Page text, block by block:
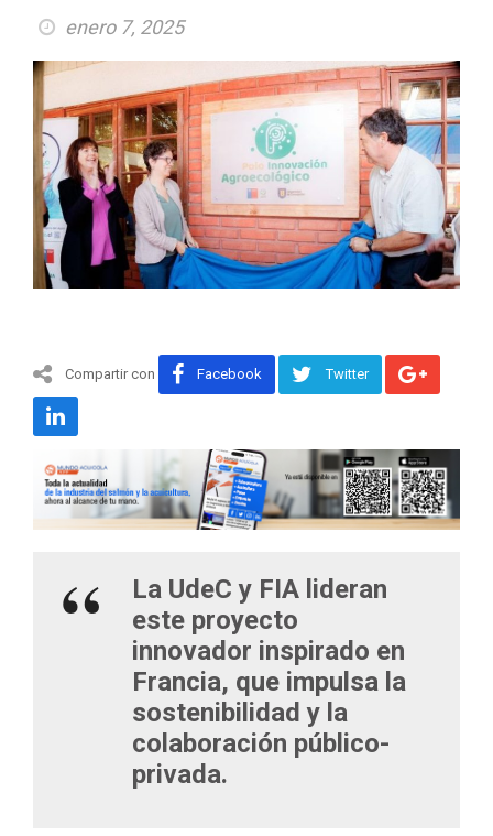
enero 7, 2025
Compartir con Facebook Twitter
La UdeC y FIA lideran
este proyecto
innovador inspirado en
Francia, que impulsa la
sostenibilidad y la
colaboración público-
privada.